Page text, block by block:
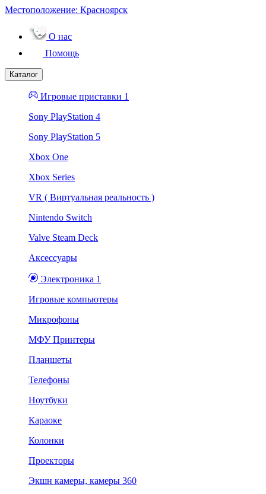
Местоположение: Красноярск
О нас
Помощь
Каталог
Игровые приставки 1
Sony PlayStation 4
Sony PlayStation 5
Xbox One
Xbox Series
VR ( Виртуальная реальность )
Nintendo Switch
Valve Steam Deck
Аксессуары
Электроника 1
Игровые компьютеры
Микрофоны
МФУ Принтеры
Планшеты
Телефоны
Ноутбуки
Караоке
Колонки
Проекторы
Экшн камеры, камеры 360